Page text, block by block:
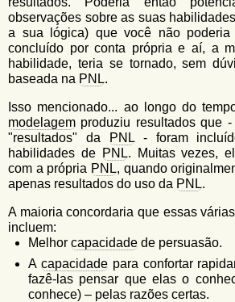
observações sobre as suas
a sua lógica) que você não
concluído por conta própria e aí, a
habilidade, teria se tornado, sem
baseada na PNL.
Isso mencionado... ao longo do
modelagem produziu resultados que
"resultados" da
PNL- foram
habilidades de PNL. Muitas vezes,
com a própria PNL, quando
apenas resultados do uso da PNL.
A maioria concordaria que essas
incluem:
Melhor capacidade de persuasão.
A capacidadepara confortar
fazê-las pensar que elas o
conhece) – pelas razões certas.